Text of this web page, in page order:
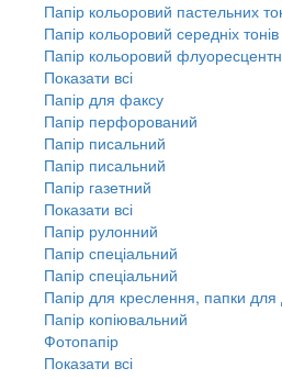
Папір кольоровий пастельних
Папір кольоровий середніх тонів
Папір кольоровий
Показати всі
Папір для факсу
Папір перфорований
Папір писальний
Папір писальний
Папір газетний
Показати всі
Папір рулонний
Папір спеціальний
Папір спеціальний
Папір для креслення, папки для
Папір копіювальний
Фотопапір
Показати всі